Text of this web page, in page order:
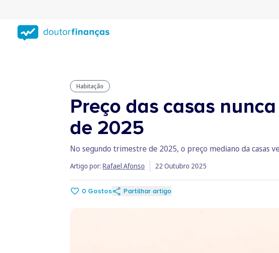
conteúdo
principal
Habitação
Preço das casas
de 2025
No segundo trimestre de 2025, o preço mediano da casas
Artigo por: Rafael Afonso 22 Outubro 2025
0 Gostos Partilhar artigo